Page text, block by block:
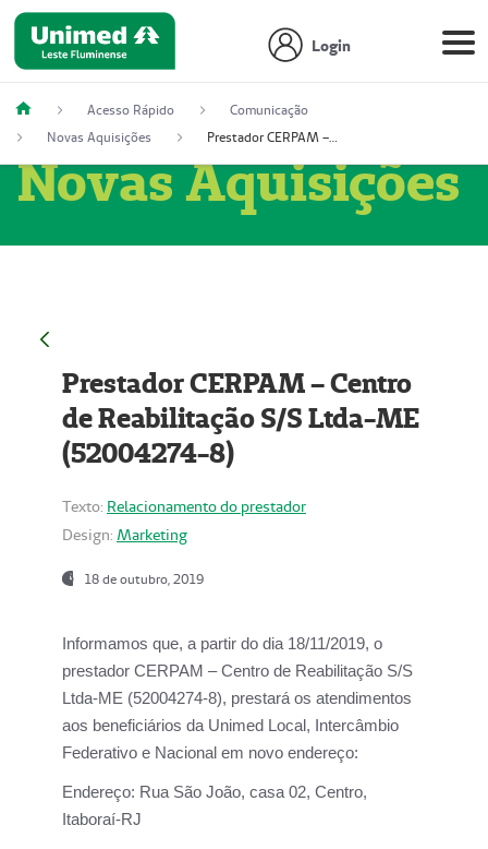
Login
Acesso Rápido
Comunicação
Novas Aquisições
Prestador CERPAM – Centro de Reabilitação S/S Ltda-ME (52004274-8)
Novas Aquisições
Prestador CERPAM – Centro
de Reabilitação S/S Ltda-ME
(52004274-8)
Texto: Relacionamento do prestador
Design: Marketing
18 de outubro, 2019
Informamos que, a partir do dia 18/11/2019, o
prestador CERPAM – Centro de Reabilitação S/S
Ltda-ME (52004274-8), prestará os atendimentos
aos beneficiários da Unimed Local, Intercâmbio
Federativo e Nacional em novo endereço:
Endereço: Rua São João, casa 02, Centro,
Itaboraí-RJ